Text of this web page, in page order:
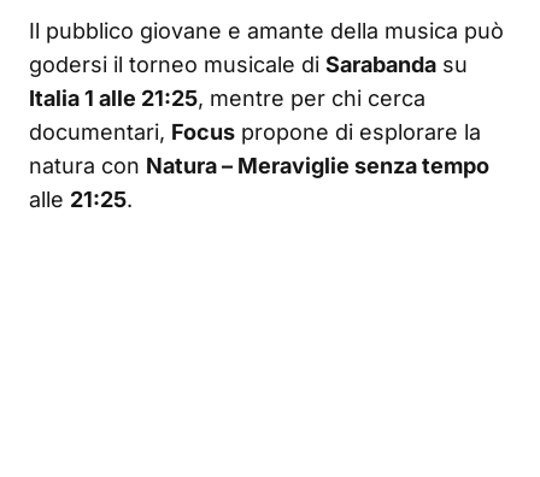
Il pubblico giovane e amante della musica può
godersi il torneo musicale di Sarabanda su
Italia 1 alle 21:25, mentre per chi cerca
documentari, Focus propone di esplorare la
natura con Natura – Meraviglie senza tempo
alle 21:25.